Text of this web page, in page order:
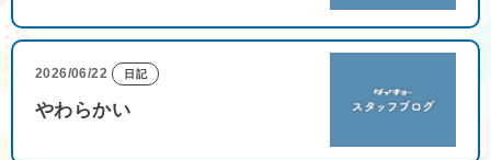
2026/06/22 日記
やわらかい